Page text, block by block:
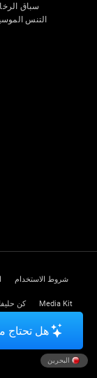
سباق
التنس
شروط الاستخدام
Media Kit كن حليفا
البحرين
هل تحتاج